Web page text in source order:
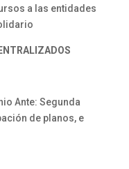
a las entidades
Ante: Segunda
de planos, e